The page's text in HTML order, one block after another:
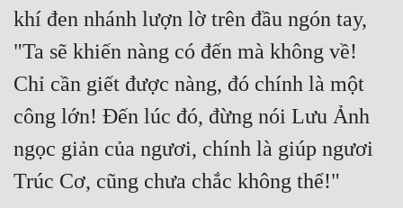
Truyện Nam
Truyện Nữ
Vô Địch Lưu
Xây Dựng Thế Lực
khí đen nhánh lượn lờ trên đầu ngón tay,
"Ta sẽ khiến nàng có đến mà không về!
Chỉ cần giết được nàng, đó chính là một
công lớn! Đến lúc đó, đừng nói Lưu Ảnh
ngọc giản của ngươi, chính là giúp ngươi